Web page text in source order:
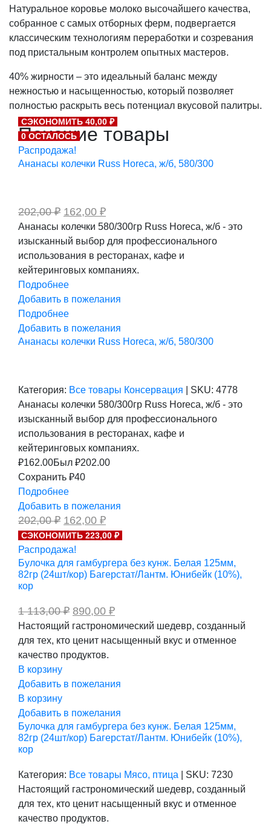
Натуральное коровье молоко высочайшего качества,
собранное с самых отборных ферм, подвергается
классическим технологиям переработки и созревания
под пристальным контролем опытных мастеров.
40% жирности – это идеальный баланс между
нежностью и насыщенностью, который позволяет
полностью раскрыть весь потенциал вкусовой палитры.
Похожие товары
СЭКОНОМИТЬ 40,00 ₽
0 ОСТАЛОСЬ
Распродажа!
Ананасы колечки Russ Horeca, ж/б, 580/300
202,00₽ Первоначальная
составляла
202,00 ₽.
162,00 ₽Текущая
цена:
162,00 ₽.
Ананасы колечки 580/300гр Russ Horeca, ж/б - это
изысканный выбор для профессионального
использования в ресторанах, кафе и
кейтеринговых компаниях.
Подробнее
Добавить в пожелания
Подробнее
Добавить в пожелания
Ананасы колечки Russ Horeca, ж/б, 580/300
Категория: Все товары Консервация SKU: 4778
Ананасы колечки 580/300гр Russ Horeca, ж/б - это
изысканный выбор для профессионального
использования в ресторанах, кафе и
кейтеринговых компаниях.
₽162.00Был ₽202.00
Сохранить ₽40
Подробнее
Добавить в пожелания
202,00₽ Первоначальная
цена
составляла
202,00 ₽.
162,00 ₽Текущая
цена:
162,00 ₽.
СЭКОНОМИТЬ 223,00 ₽
Распродажа!
Булочка для гамбургера без кунж. Белая 125мм,
82гр (24шт/кор) Багерстат/Лантм. Юнибейк (10%),
кор
1 113,00₽ Первоначальная
составляла
1
113,00 ₽.
890,00 ₽Текущая
890,00 ₽.
Настоящий гастрономический шедевр, созданный
для тех, кто ценит насыщенный вкус и отменное
качество продуктов.
В корзину
Добавить в пожелания
В корзину
Добавить в пожелания
Булочка для гамбургера без кунж. Белая 125мм,
82гр (24шт/кор) Багерстат/Лантм. Юнибейк (10%),
кор
Категория: Все товары Мясо, птица SKU: 7230
Настоящий гастрономический шедевр, созданный
для тех, кто ценит насыщенный вкус и отменное
качество продуктов.